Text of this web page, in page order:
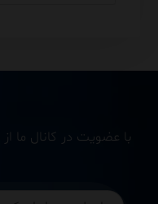
با عضویت در کانال ما از